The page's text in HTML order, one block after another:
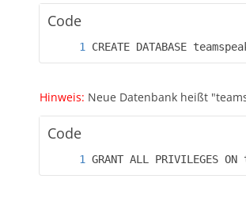
MariaDB [(none)]>
Code
CREATE DATABASE
Hinweis: Neue Datenbank heißt
Code
GRANT ALL PRIVILEGES